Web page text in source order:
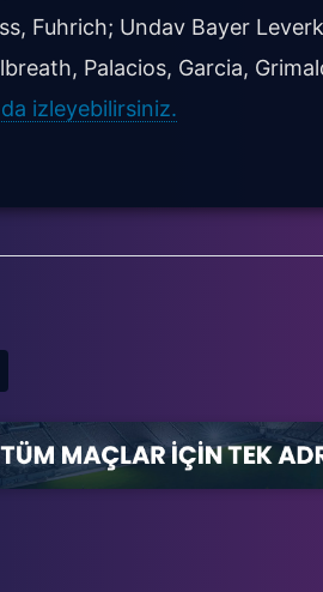
Fuhrich; Undav Bayer
Palacios, Garcia,
izleyebilirsiniz.